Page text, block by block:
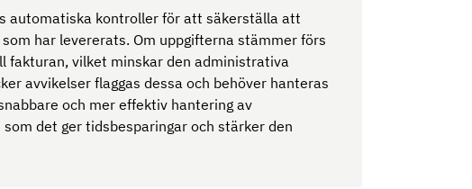
automatiska kontroller för att säkerställa att
har levererats. Om uppgifterna stämmer förs
vilket minskar den administrativa
avvikelser flaggas dessa och behöver hanteras
och mer effektiv hantering av
det ger tidsbesparingar och stärker den